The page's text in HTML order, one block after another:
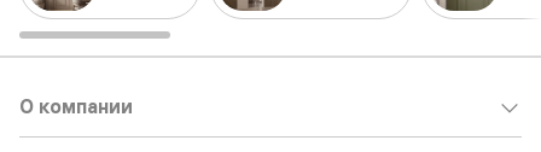
О компании